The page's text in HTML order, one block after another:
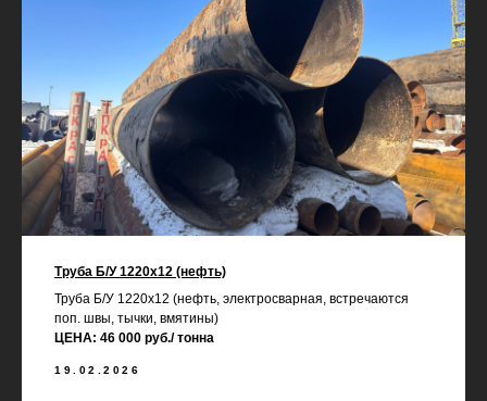
Труба Б/У 1220х12 (нефть)
Труба Б/У 1220х12 (нефть, электросварная, встречаются
поп. швы, тычки, вмятины)
ЦЕНА: 46 000 руб./ тонна
19.02.2026